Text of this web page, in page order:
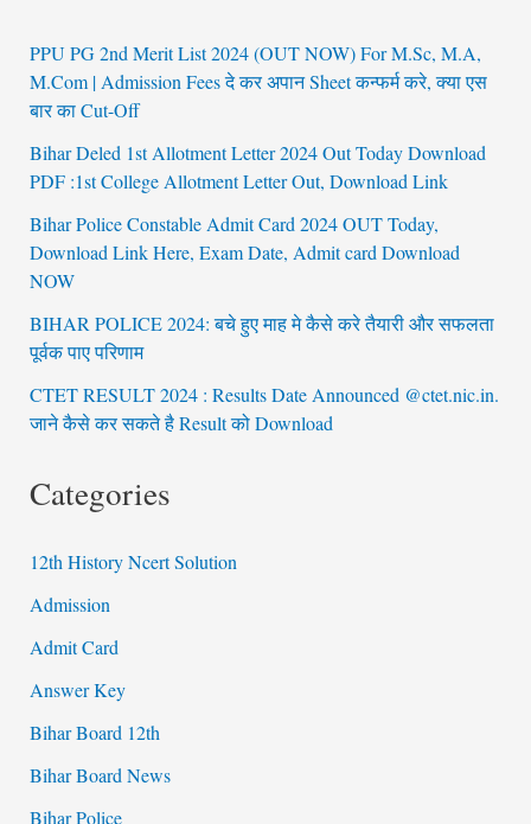
PPU PG 2nd Merit List 2024 (OUT NOW) For M.Sc, M.A,
M.Com | Admission Fees दे कर अपान Sheet कन्फर्म करे, क्या एस
बार का Cut-Off
Bihar Deled 1st Allotment Letter 2024 Out Today Download
PDF :1st College Allotment Letter Out, Download Link
Bihar Police Constable Admit Card 2024 OUT Today,
Download Link Here, Exam Date, Admit card Download
NOW
BIHAR POLICE 2024: बचे हुए माह मे कैसे करे तैयारी और सफलता
पूर्वक पाए परिणाम
CTET RESULT 2024 : Results Date Announced @ctet.nic.in.
जाने कैसे कर सकते है Result को Download
Categories
12th History Ncert Solution
Admission
Admit Card
Answer Key
Bihar Board 12th
Bihar Board News
Bihar Police